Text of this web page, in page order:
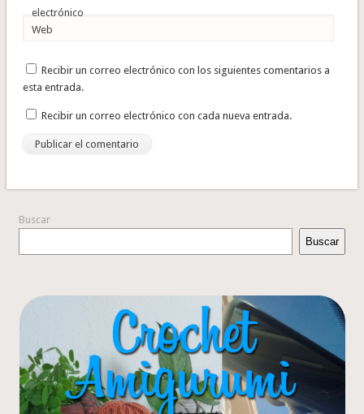
electrónico
Web
Recibir un correo electrónico con los siguientes comentarios a
esta entrada.
Recibir un correo electrónico con cada nueva entrada.
Buscar
Buscar